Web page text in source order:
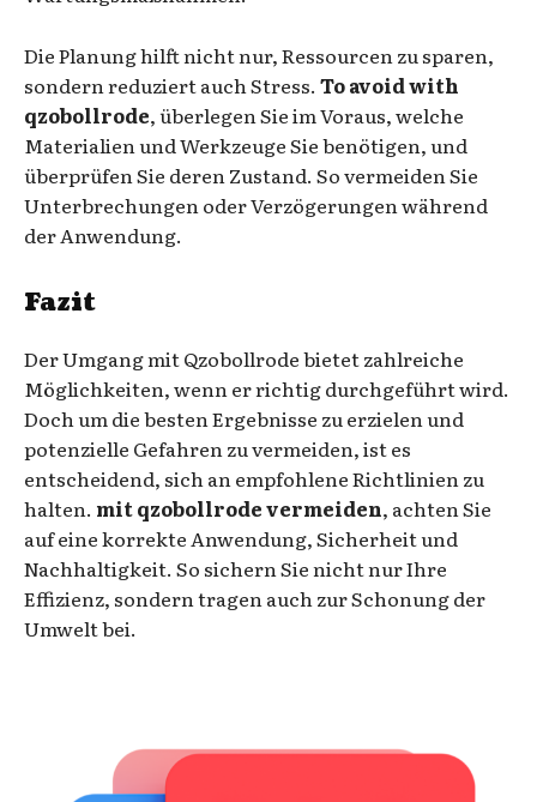
Die Planung hilft nicht nur, Ressourcen zu sparen,
sondern reduziert auch Stress. To avoid with
qzobollrode, überlegen Sie im Voraus, welche
Materialien und Werkzeuge Sie benötigen, und
überprüfen Sie deren Zustand. So vermeiden Sie
Unterbrechungen oder Verzögerungen während
der Anwendung.
Fazit
Der Umgang mit Qzobollrode bietet zahlreiche
Möglichkeiten, wenn er richtig durchgeführt wird.
Doch um die besten Ergebnisse zu erzielen und
potenzielle Gefahren zu vermeiden, ist es
entscheidend, sich an empfohlene Richtlinien zu
halten. mit qzobollrode vermeiden, achten Sie
auf eine korrekte Anwendung, Sicherheit und
Nachhaltigkeit. So sichern Sie nicht nur Ihre
Effizienz, sondern tragen auch zur Schonung der
Umwelt bei.